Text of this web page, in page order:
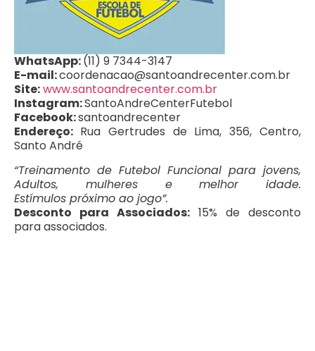
WhatsApp:(11) 9 7344-3147
E-mail:coordenacao@santoandrecenter.com.br
Site:www.santoandrecenter.com.br
Instagram:SantoAndreCenterFutebol
Facebook:santoandrecenter
Endereço: Rua Gertrudes de Lima, 356, Centro,
Santo André
“Treinamento de Futebol Funcional para jovens,
Adultos, mulheres e melhor idade.
Estímulos próximo ao jogo”.
Desconto para Associados: 15% de desconto
para associados.